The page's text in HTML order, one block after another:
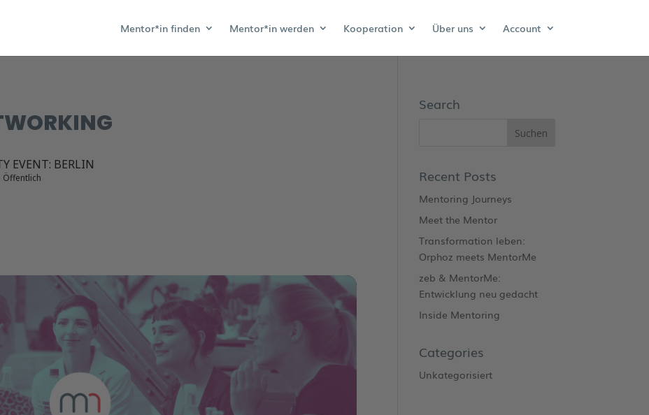
Mentor*in finden Mentor*in werden Kooperation Über uns Account
EVENT: BERLIN
Öffentlich
Search
Recent Posts
Mentoring Journeys
Meet the Mentor
Transformation leben:
Orphoz meets MentorMe
zeb & MentorMe:
Entwicklung neu gedacht
Inside Mentoring
Categories
Unkategorisiert